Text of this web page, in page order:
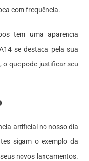
com frequência.
têm uma aparência
se destaca pela sua
o que pode justificar seu
artificial no nosso dia
sigam o exemplo da
novos lançamentos.